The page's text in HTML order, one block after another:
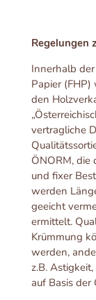
Regelungen
Innerhalb
Papier
den
vertragliche
ÖNORM, die
und fixer
werden
geeicht
ermittelt.
Krümmung
werden,
z.B.
auf Basis der